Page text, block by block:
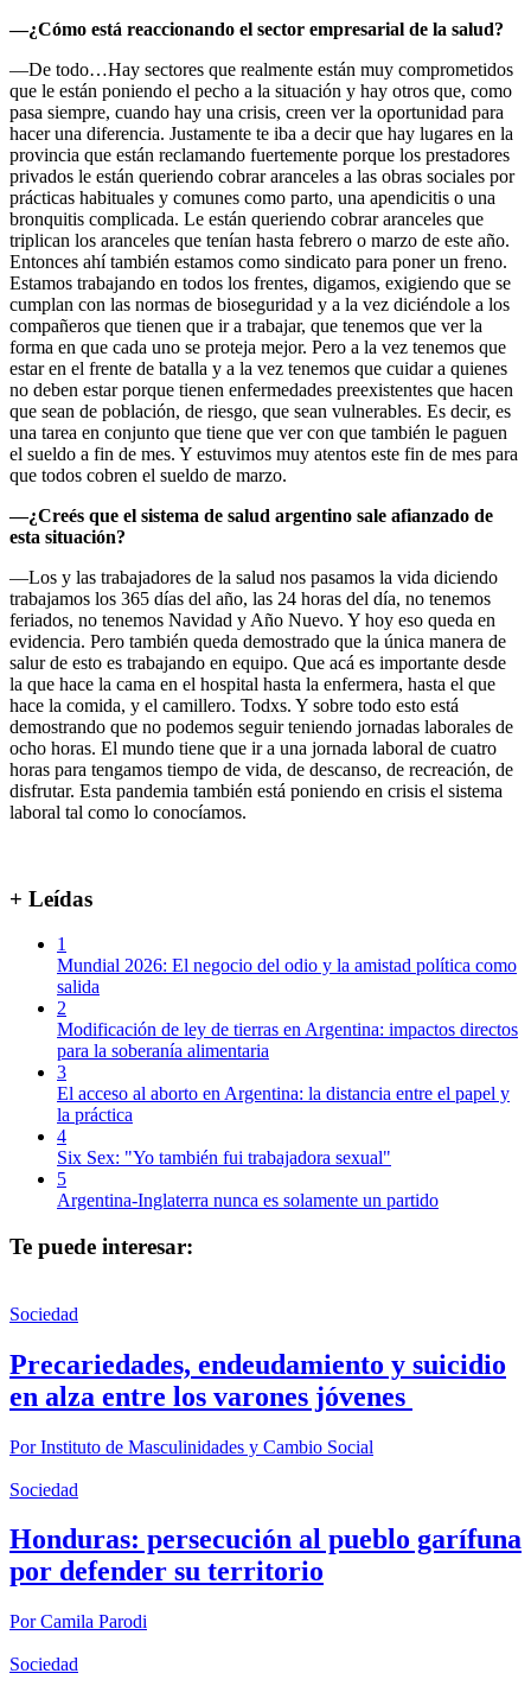
—¿Cómo está reaccionando el sector empresarial de la salud?
—De todo…Hay sectores que realmente están muy comprometidos
que le están poniendo el pecho a la situación y hay otros que, como
pasa siempre, cuando hay una crisis, creen ver la oportunidad para
hacer una diferencia. Justamente te iba a decir que hay lugares en la
provincia que están reclamando fuertemente porque los prestadores
privados le están queriendo cobrar aranceles a las obras sociales por
prácticas habituales y comunes como parto, una apendicitis o una
bronquitis complicada. Le están queriendo cobrar aranceles que
triplican los aranceles que tenían hasta febrero o marzo de este año.
Entonces ahí también estamos como sindicato para poner un freno.
Estamos trabajando en todos los frentes, digamos, exigiendo que se
cumplan con las normas de bioseguridad y a la vez diciéndole a los
compañeros que tienen que ir a trabajar, que tenemos que ver la
forma en que cada uno se proteja mejor. Pero a la vez tenemos que
estar en el frente de batalla y a la vez tenemos que cuidar a quienes
no deben estar porque tienen enfermedades preexistentes que hacen
que sean de población, de riesgo, que sean vulnerables. Es decir, es
una tarea en conjunto que tiene que ver con que también le paguen
el sueldo a fin de mes. Y estuvimos muy atentos este fin de mes para
que todos cobren el sueldo de marzo.
—¿Creés que el sistema de salud argentino sale afianzado de
esta situación?
—Los y las trabajadores de la salud nos pasamos la vida diciendo
trabajamos los 365 días del año, las 24 horas del día, no tenemos
feriados, no tenemos Navidad y Año Nuevo. Y hoy eso queda en
evidencia. Pero también queda demostrado que la única manera de
salur de esto es trabajando en equipo. Que acá es importante desde
la que hace la cama en el hospital hasta la enfermera, hasta el que
hace la comida, y el camillero. Todxs. Y sobre todo esto está
demostrando que no podemos seguir teniendo jornadas laborales de
ocho horas. El mundo tiene que ir a una jornada laboral de cuatro
horas para tengamos tiempo de vida, de descanso, de recreación, de
disfrutar. Esta pandemia también está poniendo en crisis el sistema
laboral tal como lo conocíamos.
+ Leídas
1
Mundial 2026: El negocio del odio y la amistad política como
salida
2
Modificación de ley de tierras en Argentina: impactos directos
para la soberanía alimentaria
3
El acceso al aborto en Argentina: la distancia entre el papel y
la práctica
4
Six Sex: "Yo también fui trabajadora sexual"
5
Argentina-Inglaterra nunca es solamente un partido
Te puede interesar:
Sociedad
Precariedades, endeudamiento y suicidio
en alza entre los varones jóvenes
PorInstituto de Masculinidades y Cambio Social
Sociedad
Honduras: persecución al pueblo garífuna
por defender su territorio
PorCamila Parodi
Sociedad